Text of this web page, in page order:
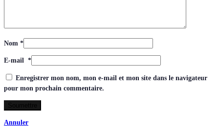
Nom *
E-mail *
Enregistrer mon nom, mon e-mail et mon site dans le navigateur
pour mon prochain commentaire.
Annuler